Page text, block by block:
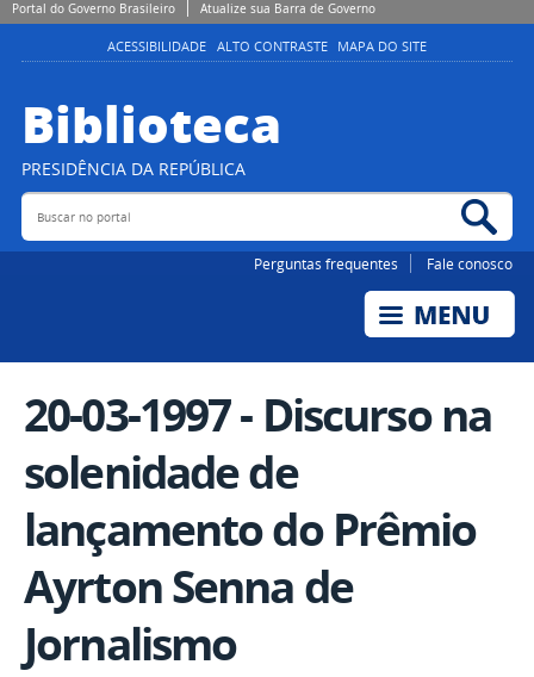
Portal do Governo Brasileiro Atualize sua Barra de Governo
ACESSIBILIDADE ALTO CONTRASTE MAPA DO SITE
Biblioteca
PRESIDÊNCIA DA REPÚBLICA
Buscar no portal
Perguntas frequentes Fale conosco
20-03-1997 - Discurso na
solenidade de
lançamento do Prêmio
Ayrton Senna de
Jornalismo